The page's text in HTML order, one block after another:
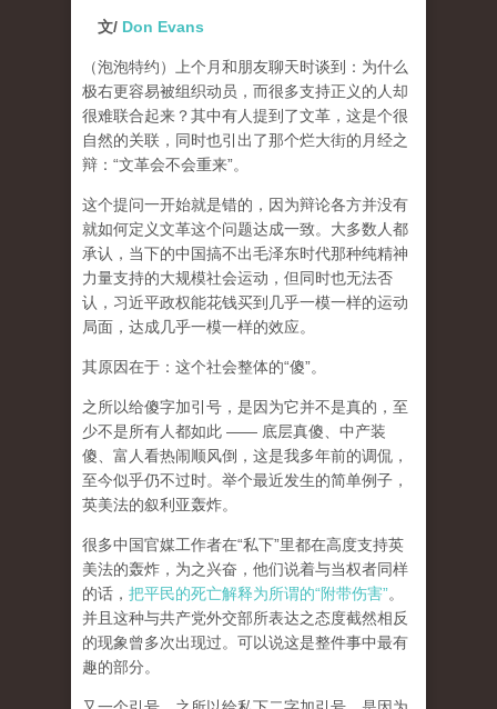
文/ Don Evans
（泡泡特约）
上个月和朋友聊天时谈到：为什么
极右更容易被组织动员，而很多支持正义的人却
很难联合起来？其中有人提到了文革，这是个很
自然的关联，同时也引出了那个烂大街的月经之
辩：“文革会不会重来”。
这个提问一开始就是错的，因为辩论各方并没有
就如何定义文革这个问题达成一致。大多数人都
承认，当下的中国搞不出毛泽东时代那种纯精神
力量支持的大规模社会运动，但同时也无法否
认，习近平政权能花钱买到几乎一模一样的运动
局面，达成几乎一模一样的效应。
其原因在于：这个社会整体的“傻”。
之所以给傻字加引号，是因为它并不是真的，至
少不是所有人都如此 —— 底层真傻、中产装
傻、富人看热闹顺风倒，这是我多年前的调侃，
至今似乎仍不过时。举个最近发生的简单例子，
英美法的叙利亚轰炸。
很多中国官媒工作者在“私下”里都在高度支持英
美法的轰炸，为之兴奋，他们说着与当权者同样
的话， 把平民的死亡解释为所谓的“附带伤害”。
并且这种与共产党外交部所表达之态度截然相反
的现象曾多次出现过。可以说这是整件事中最有
趣的部分。